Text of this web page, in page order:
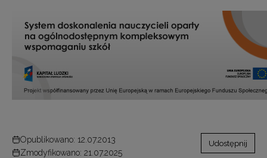
Opublikowano: 12.07.2013
Zmodyfikowano: 21.07.2025
Udostępnij